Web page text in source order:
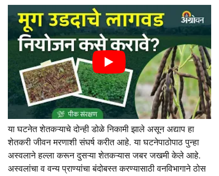
या घटनेत शेतकऱ्याचे दोन्ही डोळे निकामी झाले असून अद्याप हा
शेतकरी जीवन मरणाशी संघर्ष करीत आहे. या घटनेपाठोपाठ पुन्हा
अस्वलाने हल्ला करून दुसऱ्या शेतकऱ्यास जबर जखमी केले आहे.
अस्वलांचा व वन्य प्राण्यांचा बंदोबस्त करण्यासाठी वनविभागाने ठोस